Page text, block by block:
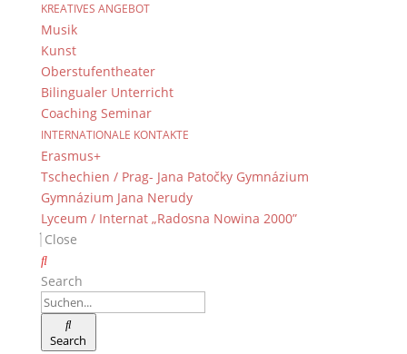
KREATIVES ANGEBOT
Musik
Kunst
Oberstufentheater
Bilingualer Unterricht
Coaching Seminar
INTERNATIONALE KONTAKTE
Erasmus+
Tschechien / Prag- Jana Patočky Gymnázium
Gymnázium Jana Nerudy
Lyceum / Internat „Radosna Nowina 2000”
Close
Search
Search